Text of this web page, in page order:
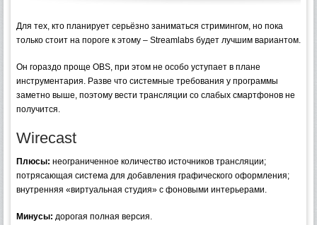
Для тех, кто планирует серьёзно заниматься стримингом, но пока
только стоит на пороге к этому – Streamlabs будет лучшим вариантом.
Он гораздо проще OBS, при этом не особо уступает в плане
инструментария. Разве что системные требования у программы
заметно выше, поэтому вести трансляции со слабых смартфонов не
получится.
Wirecast
Плюсы: неограниченное количество источников трансляции;
потрясающая система для добавления графического оформления;
внутренняя «виртуальная студия» с фоновыми интерьерами.
Минусы: дорогая полная версия.